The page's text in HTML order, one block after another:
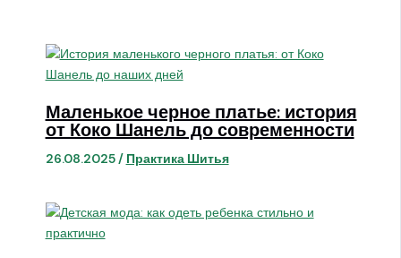
Маленькое черное платье: история
от Коко Шанель до современности
26.08.2025/ Практика Шитья